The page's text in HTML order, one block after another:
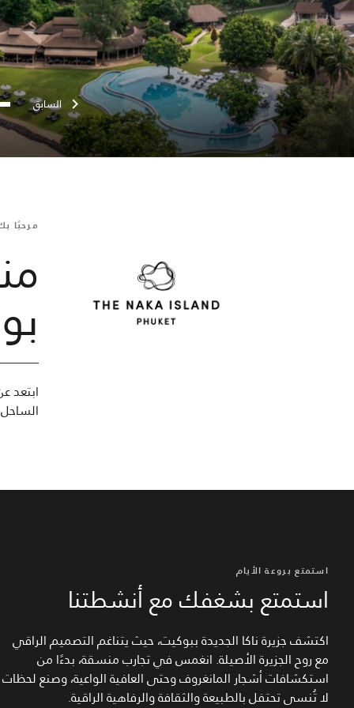
السابق
مرحبًا
ابتعد
استمتع بروعة الأيام
استمتع بشغفك مع أنشطتنا
اكتشف جزيرة ناكا الجديدة ببوكيت، حيث يتناغم التصميم الراقي
مع روح الجزيرة الأصيلة. انغمس في تجارب منسقة، بدءًا من
استكشافات أشجار المانغروف وحتى العافية الواعية، وصنع لحظات
لا تُنسى تحتفل بالطبيعة والثقافة والرفاهية الراقية.